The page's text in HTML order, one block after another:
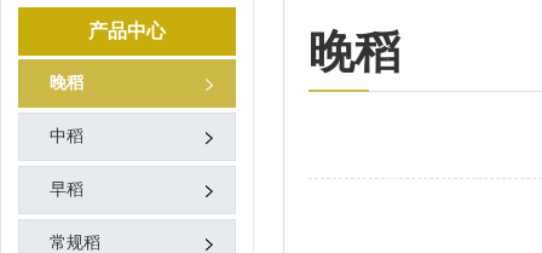
产品中心
晚稻
中稻
早稻
常规稻
晚稻